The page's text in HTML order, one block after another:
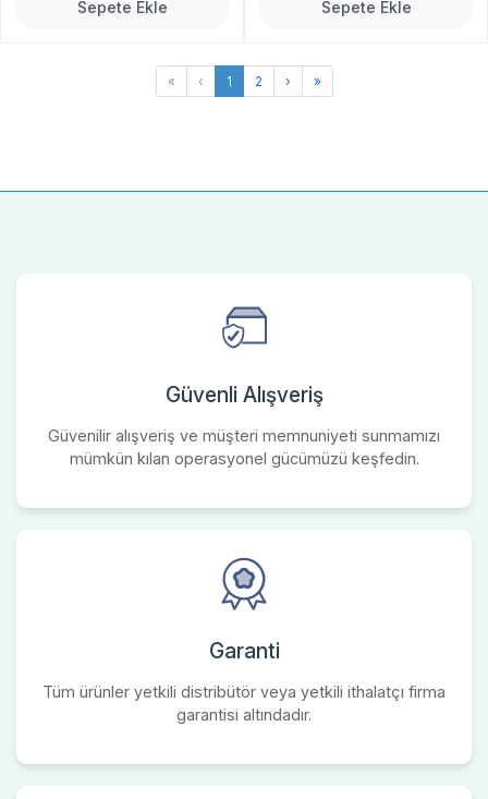
Sepete Ekle Sepete Ekle
« ‹ 1 2 › »
Güvenli Alışveriş
Güvenilir alışveriş ve müşteri memnuniyeti sunmamızı
mümkün kılan operasyonel gücümüzü keşfedin.
Garanti
Tüm ürünler yetkili distribütör veya yetkili ithalatçı firma
garantisi altındadır.